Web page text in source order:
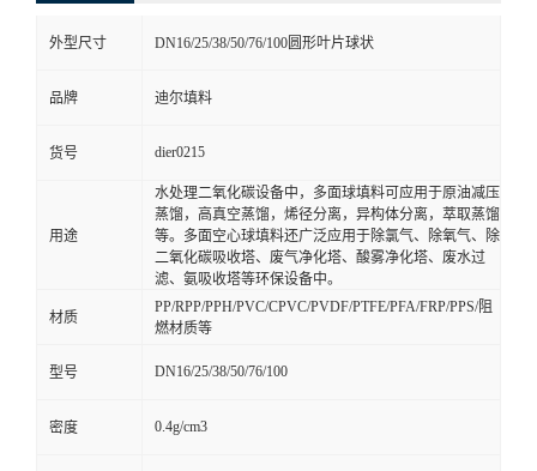
外型尺寸 DN16/25/38/50/76/100圆形叶片球状
品牌 迪尔填料
货号 dier0215
用途
水处理二氧化碳设备中，多面球填料可应用于原油减压
蒸馏，高真空蒸馏，烯径分离，异构体分离，萃取蒸馏
等。多面空心球填料还广泛应用于除氯气、除氧气、除
二氧化碳吸收塔、废气净化塔、酸雾净化塔、废水过
滤、氨吸收塔等环保设备中。
材质
PP/RPP/PPH/PVC/CPVC/PVDF/PTFE/PFA/FRP/PPS/阻
燃材质等
型号 DN16/25/38/50/76/100
密度 0.4g/cm3